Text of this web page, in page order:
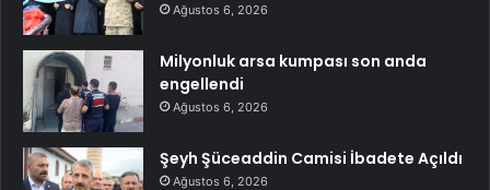
Ağustos 6, 2026
Milyonluk arsa kumpası son anda
engellendi
Ağustos 6, 2026
Şeyh Şüceaddin Camisi İbadete Açıldı
Ağustos 6, 2026